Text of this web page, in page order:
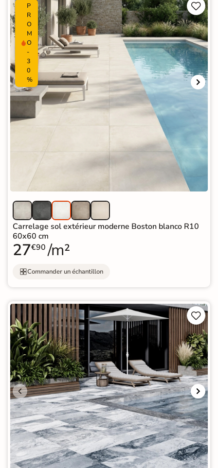
P
R
O
M
O
-
3
0
%


Carrelage sol extérieur moderne Boston blanco R10
60x60 cm
27€90 /m²
Commander un échantillon

